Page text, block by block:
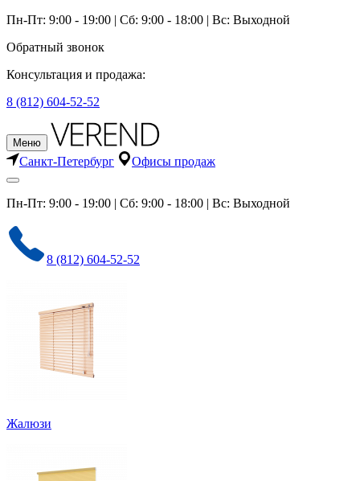
Пн-Пт: 9:00 - 19:00 | Сб: 9:00 - 18:00 | Вс: Выходной
Обратный звонок
Консультация и продажа:
8 (812) 604-52-52
Меню
Санкт-Петербург Офисы продаж
Пн-Пт: 9:00 - 19:00 | Сб: 9:00 - 18:00 | Вс: Выходной
8 (812) 604-52-52
Жалюзи